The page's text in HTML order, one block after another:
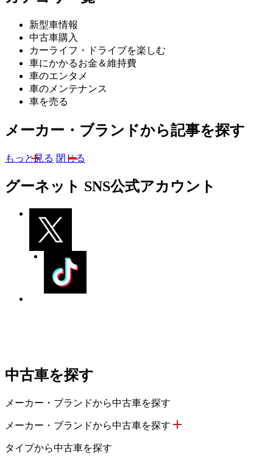
新型車情報
中古車購入
カーライフ・ドライブを楽しむ
車にかかるお金＆維持費
車のエンタメ
車のメンテナンス
車を売る
メーカー・ブランドから記事を探す
もっと見る 閉じる
グーネット SNS公式アカウント
中古車を探す
メーカー・ブランドから中古車を探す
メーカー・ブランドから中古車を探す
タイプから中古車を探す